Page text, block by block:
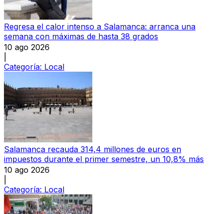
Regresa el calor intenso a Salamanca: arranca una
semana con máximas de hasta 38 grados
10 ago 2026
Categoría: Local
Salamanca recauda 314,4 millones de euros en
impuestos durante el primer semestre, un 10,8% más
10 ago 2026
Categoría: Local